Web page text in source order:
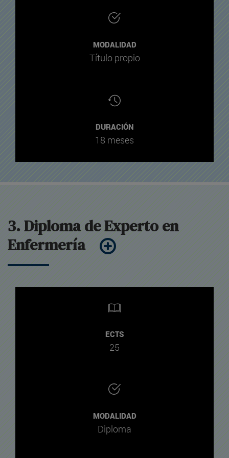
MODALIDAD
Título propio
DURACIÓN
18 meses
3. Diploma de Experto en
Enfermería
ECTS
25
MODALIDAD
Diploma